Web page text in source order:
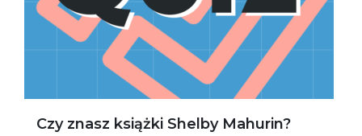
Czy znasz książki Shelby Mahurin?